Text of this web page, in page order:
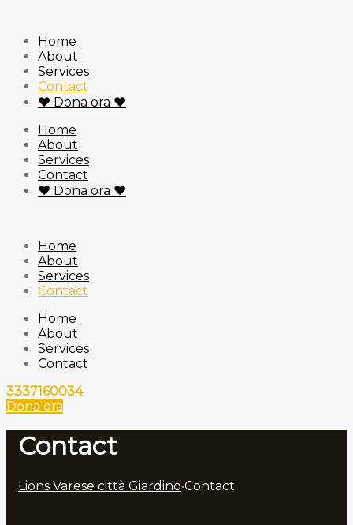
Home
About
Services
Contact
❤ Dona ora ❤
Home
About
Services
Contact
❤ Dona ora ❤
Home
About
Services
Contact
Home
About
Services
Contact
3337160034
Dona ora
Contact
Lions Varese città Giardino•Contact